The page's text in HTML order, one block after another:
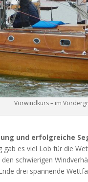
Vorwindkurs – im
und erfolgreiche
gab es viel Lob für die
schwierigen
drei spannende